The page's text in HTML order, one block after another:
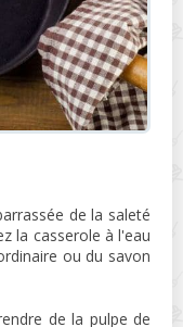
de la saleté
la casserole à l'eau
ou du savon
de la pulpe de